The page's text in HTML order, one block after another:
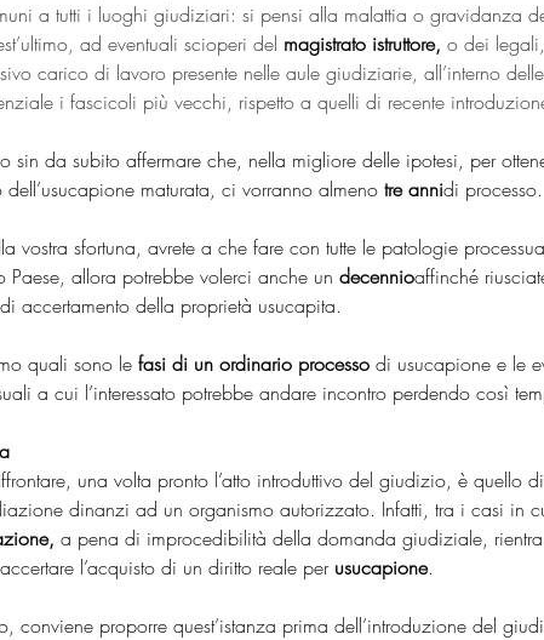
a tutti i luoghi giudiziari: si pensi alla malattia o gravidanza
ad eventuali scioperi del magistrato istruttore, o dei
carico di lavoro presente nelle aule giudiziarie, all’interno
i fascicoli più vecchi, rispetto a quelli di recente
sin da subito affermare che, nella migliore delle ipotesi, per
maturata, ci vorranno almeno tre annidi processo.
vostra sfortuna, avrete a che fare con tutte le patologie
Paese, allora potrebbe volerci anche un decennioaffinché
accertamento della proprietà usucapita.
quali sono le fasi di un ordinario processo di usucapione e le
a cui l’interessato potrebbe andare incontro perdendo così
una volta pronto l’atto introduttivo del giudizio, è quello
dinanzi ad un organismo autorizzato. Infatti, tra i casi in
a pena di improcedibilità della domanda giudiziale,
l’acquisto di un diritto reale per usucapione.
conviene proporre quest’istanza prima dell’introduzione del